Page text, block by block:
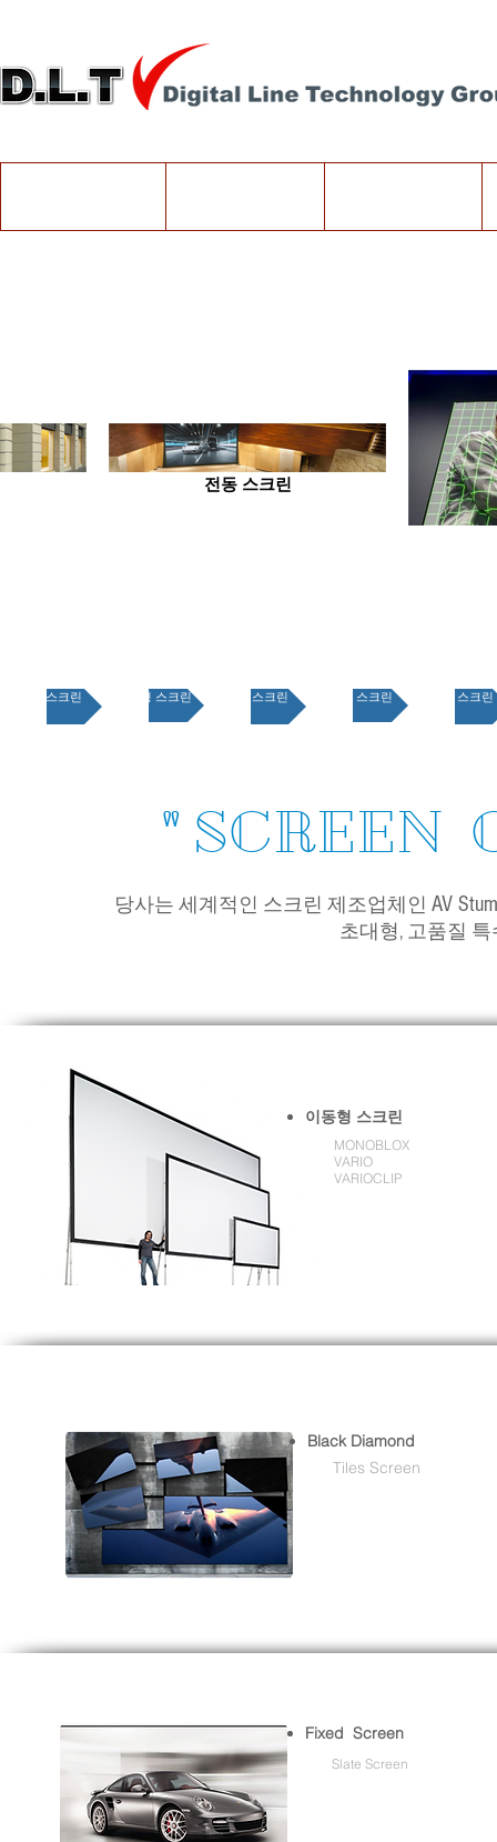
특수스크린 이동형 스크린 곡면 스크린 Black 스크린 Slate 스크린
전동 스크린
" SCREEN
당사는 세계적인 스크린 제조업체인 AV
초대형, 고품질
이동형 스크린
Black Diamond
Fixed Screen
MONOBLOX
VARIO
VARIOCLIP
Tiles Screen
Slate Screen